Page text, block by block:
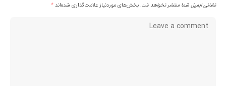
نشانی ایمیل شما منتشر نخواهد شد. بخش‌های موردنیاز علامت‌گذاری شده‌اند*